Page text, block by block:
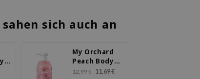
sich auch an
My Orchard
Peach Body
Wash
12,99 €
11,69 €